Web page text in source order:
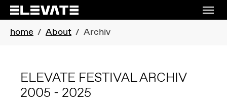
Skip to main navigation
Skip to main content
Skip to page footer
You are here:
home About Archiv
ELEVATE FESTIVAL ARCHIV
2005 - 2025